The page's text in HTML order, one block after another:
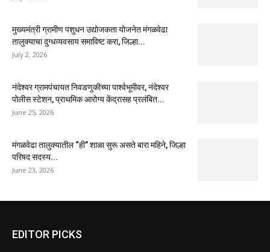
मुख्यमंत्री ग्रामीण पशुधन उद्योजकता योजनेत मंगळवेढा
तालुक्याचा दुग्धव्यवसाय समाविष्ट करा, जिल्हा...
July 2, 2026
नंदेश्वर ग्रामपंचायत निवडणुकीच्या पार्श्वभूमीवर, नंदेश्वर
पोलीस स्टेशन, प्राथमिक आरोग्य केंद्रासह प्रलंबित...
June 25, 2026
मंगळवेढा तालुक्यातील “ही” शाळा सुरू असते बारा महिने, जिल्हा
परिषद सदस्य...
June 23, 2026
EDITOR PICKS